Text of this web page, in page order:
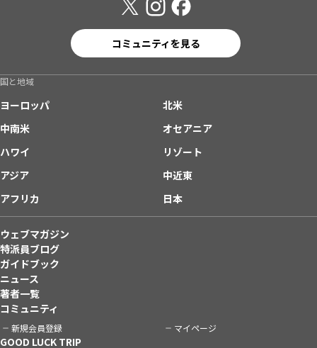
コミュニティを見る
国と地域
ヨーロッパ
北米
中南米
オセアニア
ハワイ
リゾート
アジア
中近東
アフリカ
日本
ウェブマガジン
特派員ブログ
ガイドブック
ニュース
著者一覧
コミュニティ
新規会員登録 マイページ
GOOD LUCK TRIP